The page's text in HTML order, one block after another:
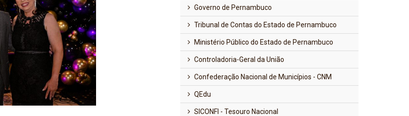
Governo de Pernambuco
Tribunal de Contas do Estado de Pernambuco
Ministério Público do Estado de Pernambuco
Controladoria-Geral da União
Confederação Nacional de Municípios - CNM
QEdu
SICONFI - Tesouro Nacional